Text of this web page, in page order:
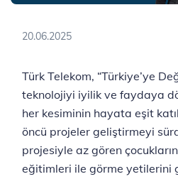
20.06.2025
Türk Telekom, “Türkiye’ye
teknolojiyi iyilik ve faydaya
her kesiminin hayata eşit
öncü projeler geliştirmeyi
projesiyle az gören
eğitimleri ile görme yetilerini